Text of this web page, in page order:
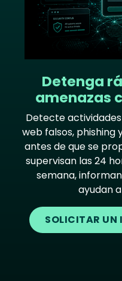
Detenga
amenazas
Detecte
web falsos, phishing
antes de que se
supervisan las 24
semana,
ayudan
SOLICITAR UN